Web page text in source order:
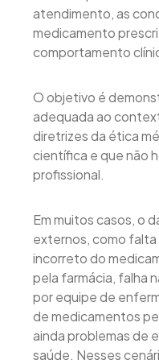
atendimento, as
medicamento
comportamento
O objetivo é
adequada ao
diretrizes da ética
científica e que não
profissional.
Em muitos casos, o
externos, como
incorreto do
pela farmácia, falha
por equipe de
de medicamentos
ainda problemas de
saúde. Nesses